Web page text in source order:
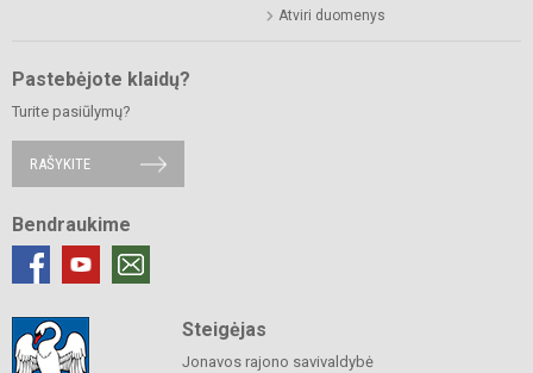
Atviri duomenys
Pastebėjote klaidų?
Turite pasiūlymų?
RAŠYKITE
Bendraukime
Steigėjas
Jonavos rajono savivaldybė